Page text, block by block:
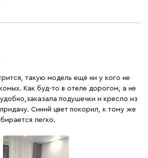
такую модель ещё ни у кого не
Как буд-то в отеле дорогом, а не
подушечки и кресло из
Синий цвет покорил, к тому же
легко.